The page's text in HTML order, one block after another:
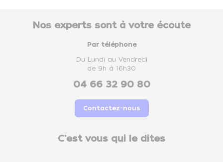
Nos experts sont à votre écoute
Par téléphone
Du Lundi au Vendredi
de 9h à 16h30
04 66 32 90 80
Contactez-nous
C'est vous qui le dites